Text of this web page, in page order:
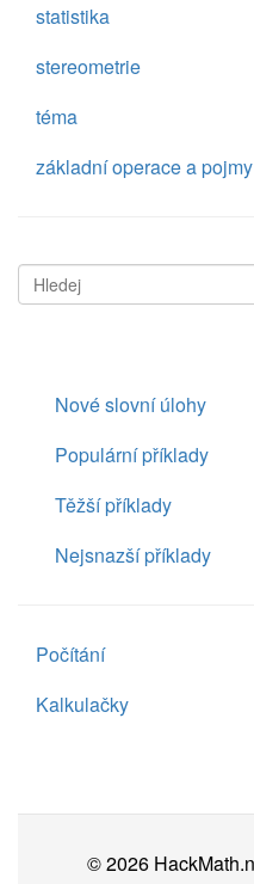
statistika
stereometrie
téma
základní operace a pojmy
Nové slovní úlohy
Populární příklady
Těžší příklady
Nejsnazší příklady
Počítání
Kalkulačky
© 2026